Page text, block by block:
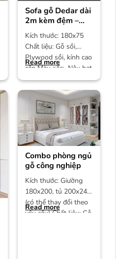
Sofa gỗ Dedar dài
2m kèm đệm –
SF01
Kích thước: 180x75
Chất liệu: Gỗ sồi,
Plywood sồi, kính cao
cấp Màu sắc: Nâu hạt
dẻ Bảo hành: 12
Read more
Combo phòng ngủ
gỗ công nghiệp
Kích thước: Giường
180x200, tủ 200x240
(có thể thay đổi theo
yêu cầu) Chất liệu: Gỗ
Read more